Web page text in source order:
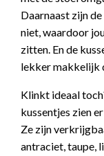
Daarnaast zijn
niet, waardoor
zitten. En de
lekker makkelijk
Klinkt ideaal
kussentjes zien
Ze zijn
antraciet, taupe,